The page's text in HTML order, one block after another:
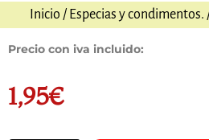
Inicio / Especias y condimentos.
Precio con iva incluido:
1,95€